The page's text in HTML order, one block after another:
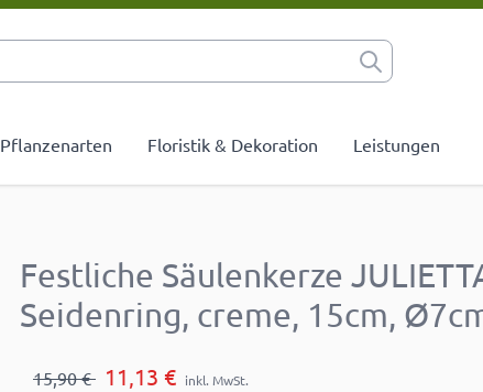
Pflanzenarten Floristik & Dekoration Leistungen
Festliche Säulenkerze
Seidenring, creme, 15cm,
15,90 € 11,13 € inkl. MwSt.